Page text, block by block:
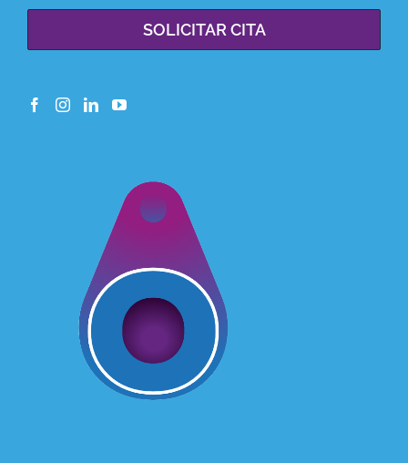
SOLICITAR CITA